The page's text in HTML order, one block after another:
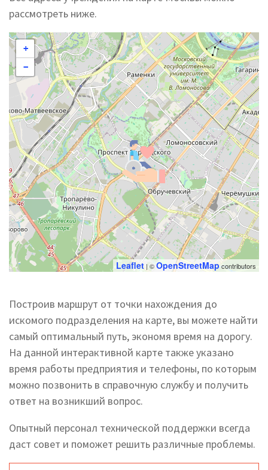
рассмотреть ниже.
+
−
Leaflet| ©OpenStreetMapcontributors
Построив маршрут от точки нахождения до
искомого подразделения на карте, вы можете найти
самый оптимальный путь, экономя время на дорогу.
На данной интерактивной карте также указано
время работы предприятия и телефоны, по которым
можно позвонить в справочную службу и получить
ответ на возникший вопрос.
Опытный персонал технической поддержки всегда
даст совет и поможет решить различные проблемы.